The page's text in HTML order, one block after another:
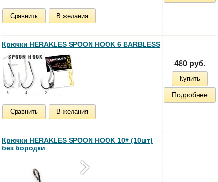
Сравнить В желания
Крючки HERAKLES SPOON HOOK 6 BARBLESS
Сравнить В желания
480 руб.
Купить
Подробнее
Крючки HERAKLES SPOON HOOK 10# (10шт)
без бородки